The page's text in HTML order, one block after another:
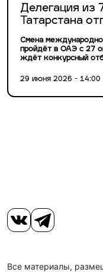
Делегация из
Татарстана
Смена
пройдёт в ОАЭ с 27
ждёт конкурсный
29 июня 2026 - 14:00
Все материалы,